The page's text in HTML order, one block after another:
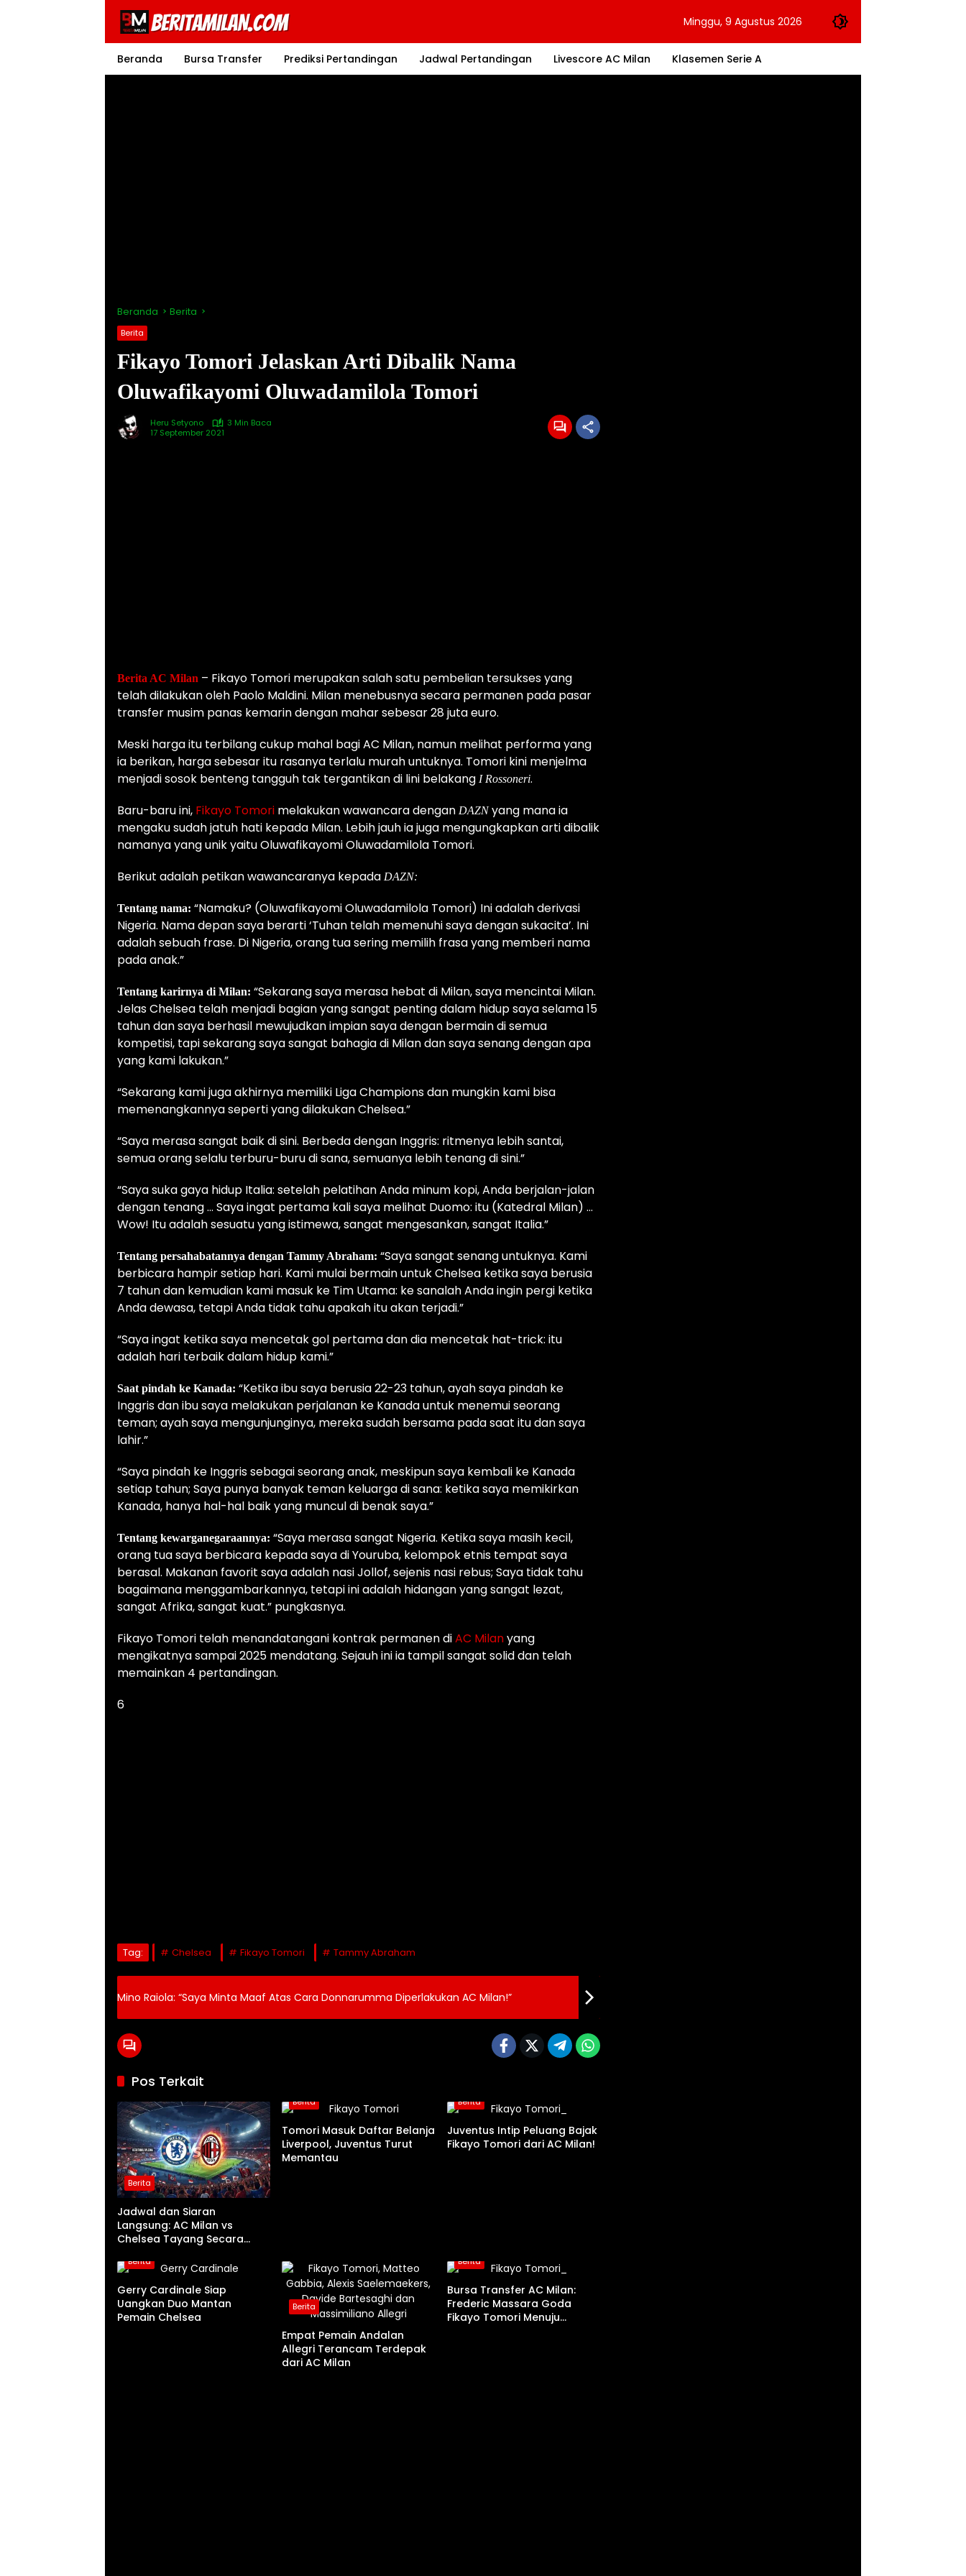
Minggu, 9 Agustus 2026
Beranda Bursa Transfer Prediksi Pertandingan Jadwal Pertandingan Livescore AC Milan Klasemen Serie A
Beranda Berita
Berita
Fikayo Tomori Jelaskan Arti Dibalik Nama
Oluwafikayomi Oluwadamilola Tomori
Heru Setyono
3 Min Baca
17 September 2021
Berita AC Milan – Fikayo Tomori merupakan salah satu pembelian tersukses yang
telah dilakukan oleh Paolo Maldini. Milan menebusnya secara permanen pada pasar
transfer musim panas kemarin dengan mahar sebesar 28 juta euro.
Meski harga itu terbilang cukup mahal bagi AC Milan, namun melihat performa yang
ia berikan, harga sebesar itu rasanya terlalu murah untuknya. Tomori kini menjelma
menjadi sosok benteng tangguh tak tergantikan di lini belakang I Rossoneri.
Baru-baru ini, Fikayo Tomori melakukan wawancara dengan DAZNyang mana ia
mengaku sudah jatuh hati kepada Milan. Lebih jauh ia juga mengungkapkan arti dibalik
namanya yang unik yaitu Oluwafikayomi Oluwadamilola Tomori.
Berikut adalah petikan wawancaranya kepada DAZN:
Tentang nama: “Namaku? (Oluwafikayomi Oluwadamilola Tomori) Ini adalah derivasi
Nigeria. Nama depan saya berarti ‘Tuhan telah memenuhi saya dengan sukacita’. Ini
adalah sebuah frase. Di Nigeria, orang tua sering memilih frasa yang memberi nama
pada anak.”
Tentang karirnya di Milan: “Sekarang saya merasa hebat di Milan, saya mencintai Milan.
Jelas Chelsea telah menjadi bagian yang sangat penting dalam hidup saya selama 15
tahun dan saya berhasil mewujudkan impian saya dengan bermain di semua
kompetisi, tapi sekarang saya sangat bahagia di Milan dan saya senang dengan apa
yang kami lakukan.”
“Sekarang kami juga akhirnya memiliki Liga Champions dan mungkin kami bisa
memenangkannya seperti yang dilakukan Chelsea.”
“Saya merasa sangat baik di sini. Berbeda dengan Inggris: ritmenya lebih santai,
semua orang selalu terburu-buru di sana, semuanya lebih tenang di sini.”
“Saya suka gaya hidup Italia: setelah pelatihan Anda minum kopi, Anda berjalan-jalan
dengan tenang … Saya ingat pertama kali saya melihat Duomo: itu (Katedral Milan) …
Wow! Itu adalah sesuatu yang istimewa, sangat mengesankan, sangat Italia.”
Tentang persahabatannya dengan Tammy Abraham: “Saya sangat senang untuknya. Kami
berbicara hampir setiap hari. Kami mulai bermain untuk Chelsea ketika saya berusia
7 tahun dan kemudian kami masuk ke Tim Utama: ke sanalah Anda ingin pergi ketika
Anda dewasa, tetapi Anda tidak tahu apakah itu akan terjadi.”
“Saya ingat ketika saya mencetak gol pertama dan dia mencetak hat-trick: itu
adalah hari terbaik dalam hidup kami.”
Saat pindah ke Kanada: “Ketika ibu saya berusia 22-23 tahun, ayah saya pindah ke
Inggris dan ibu saya melakukan perjalanan ke Kanada untuk menemui seorang
teman; ayah saya mengunjunginya, mereka sudah bersama pada saat itu dan saya
lahir.”
“Saya pindah ke Inggris sebagai seorang anak, meskipun saya kembali ke Kanada
setiap tahun; Saya punya banyak teman keluarga di sana: ketika saya memikirkan
Kanada, hanya hal-hal baik yang muncul di benak saya.”
Tentang kewarganegaraannya: “Saya merasa sangat Nigeria. Ketika saya masih kecil,
orang tua saya berbicara kepada saya di Youruba, kelompok etnis tempat saya
berasal. Makanan favorit saya adalah nasi Jollof, sejenis nasi rebus; Saya tidak tahu
bagaimana menggambarkannya, tetapi ini adalah hidangan yang sangat lezat,
sangat Afrika, sangat kuat.” pungkasnya.
Fikayo Tomori telah menandatangani kontrak permanen diAC Milanyang
mengikatnya sampai 2025 mendatang. Sejauh ini ia tampil sangat solid dan telah
memainkan 4 pertandingan.
6
Tag: Chelsea Fikayo Tomori Tammy Abraham
Mino Raiola: “Saya Minta Maaf Atas Cara Donnarumma Diperlakukan AC Milan!”
Pos Terkait
Berita
Jadwal dan Siaran
Langsung: AC Milan vs
Chelsea Tayang Secara
Berita
Tomori Masuk Daftar Belanja
Liverpool, Juventus Turut
Memantau
Berita
Juventus Intip Peluang Bajak
Fikayo Tomori dari AC Milan!
Berita
Gerry Cardinale Siap
Uangkan Duo Mantan
Pemain Chelsea
Berita
Empat Pemain Andalan
Allegri Terancam Terdepak
dari AC Milan
Berita
Bursa Transfer AC Milan:
Frederic Massara Goda
Fikayo Tomori Menuju